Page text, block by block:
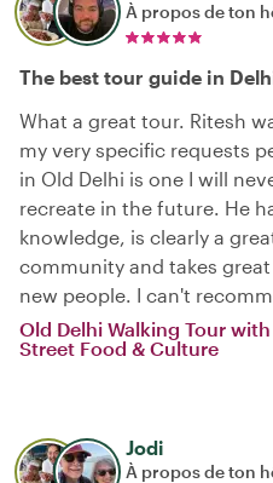
À propos de ton
The best tour guide in
What a great tour. Ritesh
my very specific requests
in Old Delhi is one I will
recreate in the future. He
knowledge, is clearly a
community and takes
new people. I can't
Old Delhi Walking Tour
Street Food & Culture
Jodi
À propos de ton